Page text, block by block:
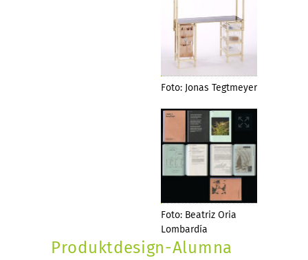
Foto: Jonas Tegtmeyer
Foto: Beatriz Oria
Lombardía
Produktdesign-Alumna